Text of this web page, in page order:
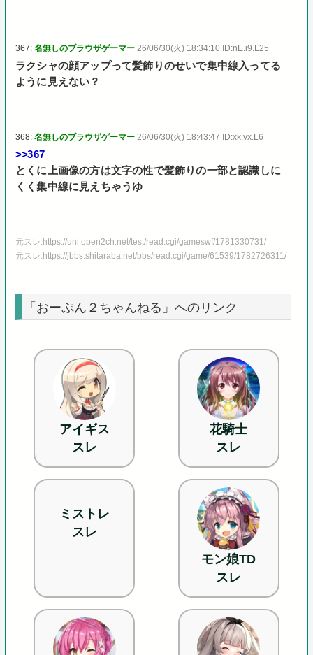
367:名無しのブラウザゲーマー 26/06/30(火) 18:34:10 ID:nE.i9.L25
ラクシャの顔アップって髪飾りのせいで集中線入ってる
ように見えない？
368:名無しのブラウザゲーマー 26/06/30(火) 18:43:47 ID:xk.vx.L6
>>367
とくに上画像の方は文字の性で髪飾りの一部と認識しに
くく集中線に見えちゃうゆ
元スレ:https://uni.open2ch.net/test/read.cgi/gameswf/1781330731/
元スレ:https://jbbs.shitaraba.net/bbs/read.cgi/game/61539/1782726311/
「おーぷん２ちゃんねる」へのリンク
アイギス
スレ
花騎士
スレ
ミストレ
スレ
モン娘TD
スレ